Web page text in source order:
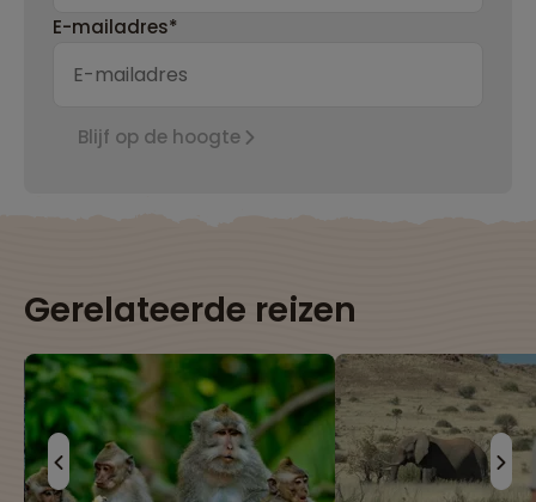
E-mailadres*
Blijf op de hoogte
Gerelateerde reizen